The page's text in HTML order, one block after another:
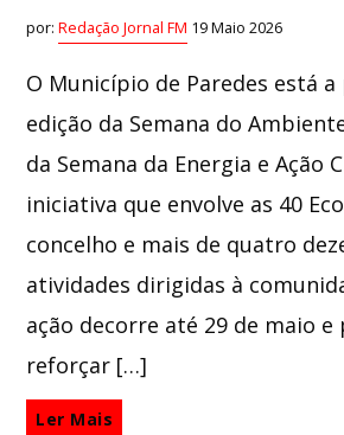
por:Redação Jornal FM 19 Maio 2026
O Município de Paredes está a
edição da Semana do
da Semana da Energia e Ação
iniciativa que envolve as 40
concelho e mais de quatro
atividades dirigidas à
ação decorre até 29 de maio e
reforçar […]
Ler Mais